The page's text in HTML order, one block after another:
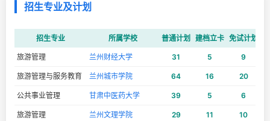
招生专业及计划
招生专业 所属学校 普通计划 建档立卡 免试计划
旅游管理 兰州财经大学 31 5 9
旅游管理与服务教育 兰州城市学院 64 16 20
公共事业管理 甘肃中医药大学 39 5 6
旅游管理 兰州文理学院 29 11 10